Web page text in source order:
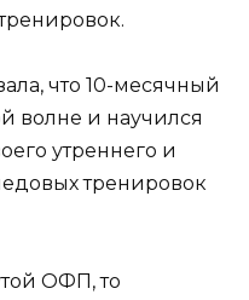
что 10-месячный
волне и научился
утреннего и
тренировок
ОФП, то